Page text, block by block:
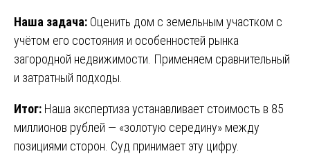
Наша задача: Оценить дом с земельным участком с
учётом его состояния и особенностей рынка
загородной недвижимости. Применяем сравнительный
и затратный подходы.
Итог: Наша экспертиза устанавливает стоимость в 85
миллионов рублей — «золотую середину» между
позициями сторон. Суд принимает эту цифру.